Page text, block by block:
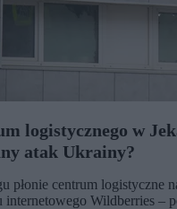
logistycznego w
atak Ukrainy?
płonie centrum logistyczne
internetowego Wildberries –